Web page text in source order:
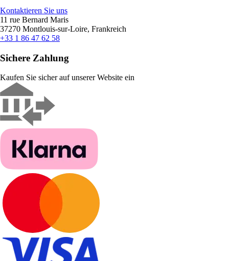
Kontaktieren Sie uns
11 rue Bernard Maris
37270 Montlouis-sur-Loire, Frankreich
+33 1 86 47 62 58
Sichere Zahlung
Kaufen Sie sicher auf unserer Website ein